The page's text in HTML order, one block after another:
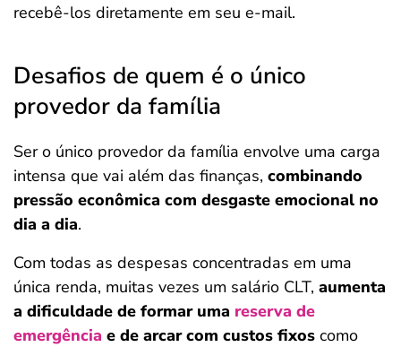
recebê-los diretamente em seu e-mail.
Desafios de quem é o único
provedor da família
Ser o único provedor da família envolve uma carga
intensa que vai além das finanças, combinando
pressão econômica com desgaste emocional no
dia a dia.
Com todas as despesas concentradas em uma
única renda, muitas vezes um salário CLT, aumenta
a dificuldade de formar uma reserva de
emergência e de arcar com custos fixos como